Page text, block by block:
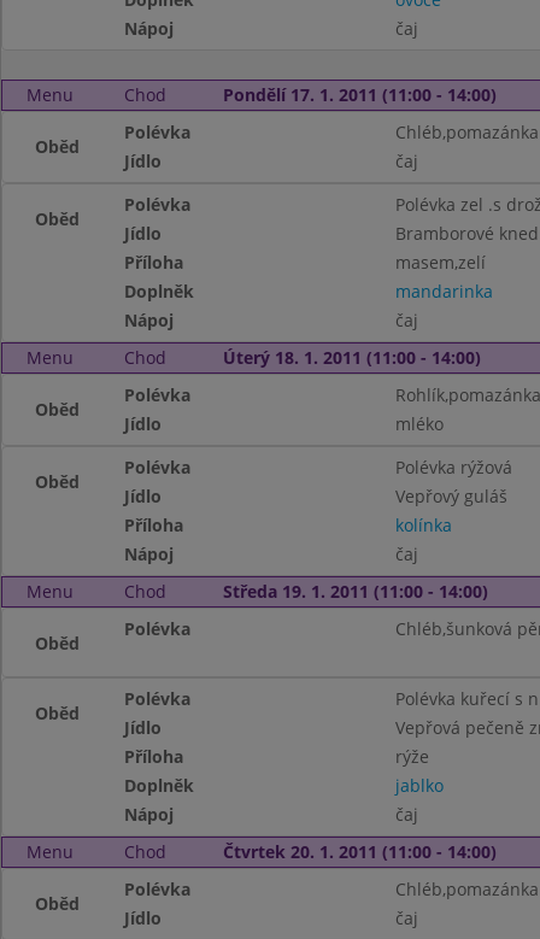
Nápoj
čaj
Menu Chod Pondělí 17. 1. 2011 (11:00 - 14:00)
Oběd
Polévka
Jídlo
čaj
Oběd
Polévka
Polévka zel .s
Jídlo
Bramborové
Příloha
masem,zelí
Doplněk
mandarinka
Nápoj
čaj
Menu
Chod Úterý 18. 1. 2011 (11:00 - 14:00)
Oběd
Polévka
Jídlo
mléko
Oběd
Polévka
Polévka rýžová
Jídlo
Vepřový guláš
Příloha
kolínka
Nápoj
čaj
Menu
Chod Středa 19. 1. 2011 (11:00 - 14:00)
Oběd
Polévka Chléb,šunková
Oběd
Polévka
Polévka kuřecí s
Jídlo
Vepřová pečeně
Příloha
rýže
Doplněk
jablko
Nápoj
čaj
Menu
Chod Čtvrtek 20. 1. 2011 (11:00 - 14:00)
Oběd
Polévka
Jídlo
čaj